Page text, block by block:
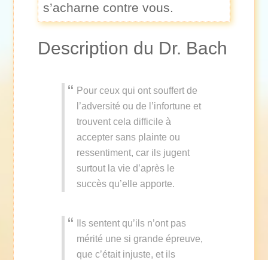
s’acharne contre vous.
Description du Dr. Bach
Pour ceux qui ont souffert de
l’adversité ou de l’infortune et
trouvent cela difficile à
accepter sans plainte ou
ressentiment, car ils jugent
surtout la vie d’après le
succès qu’elle apporte.
Ils sentent qu’ils n’ont pas
mérité une si grande épreuve,
que c’était injuste, et ils